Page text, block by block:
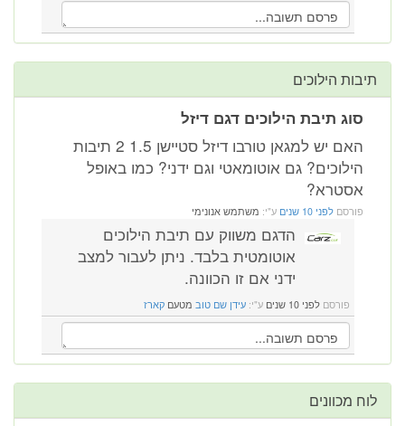
תיבות הילוכים
סוג תיבת הילוכים דגם דיזל
האם יש למגאן טורבו דיזל סטיישן 1.5 2 תיבות
הילוכים? גם אוטומאטי וגם ידני? כמו באופל
אסטרא?
פורסם לפני 10 שנים ע"י: משתמש אנונימי
הדגם משווק עם תיבת הילוכים
אוטומטית בלבד. ניתן לעבור למצב
ידני אם זו הכוונה.
פורסם לפני 10 שנים ע"י: עידן שם טוב מטעם קארז
לוח מכוונים